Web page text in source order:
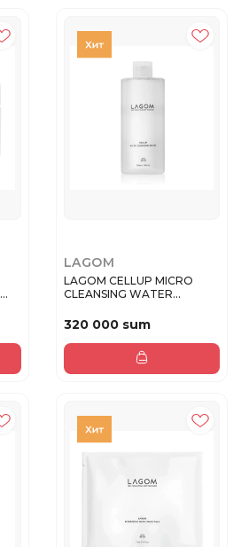
LAGOM
LAGOM CELLUP MICRO
CLEANSING WATER
320 000 sum